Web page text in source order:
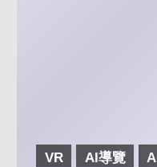
VR AI導覽